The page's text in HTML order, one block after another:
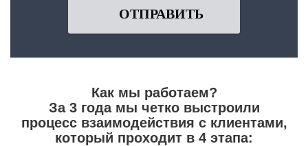
ОТПРАВИТЬ
Как мы работаем?
За 3 года мы четко выстроили
процесс взаимодействия с клиентами,
который проходит в 4 этапа: